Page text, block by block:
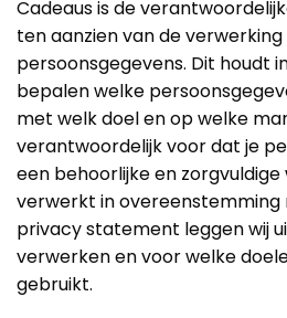
Cadeaus is de
ten aanzien van de verwerking
persoonsgegevens. Dit houdt
bepalen welke
met welk doel en op welke
verantwoordelijk voor dat je
een behoorlijke en zorgvuldige
verwerkt in overeenstemming
privacy statement leggen wij
verwerken en voor welke
gebruikt.